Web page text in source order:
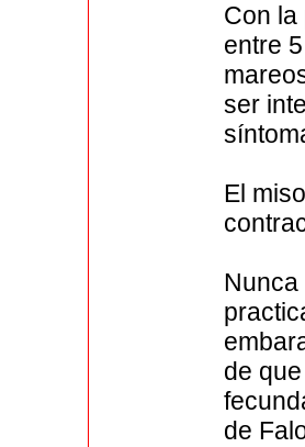
Con la
entre
ser
El
Nunca
de
de